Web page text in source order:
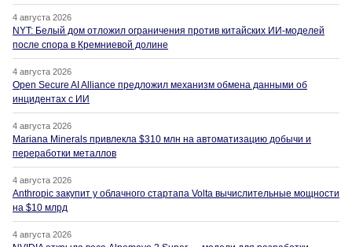
4 августа 2026
NYT: Белый дом отложил ограничения против китайских ИИ-моделей
после спора в Кремниевой долине
4 августа 2026
Open Secure AI Alliance предложил механизм обмена данными об
инцидентах с ИИ
4 августа 2026
Mariana Minerals привлекла $310 млн на автоматизацию добычи и
переработки металлов
4 августа 2026
Anthropic закупит у облачного стартапа Volta вычислительные мощности
на $10 млрд
4 августа 2026